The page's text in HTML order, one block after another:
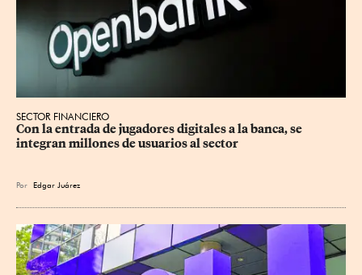
SECTOR FINANCIERO
Con la entrada de jugadores digitales a la banca, se
integran millones de usuarios al sector
Por Edgar Juárez